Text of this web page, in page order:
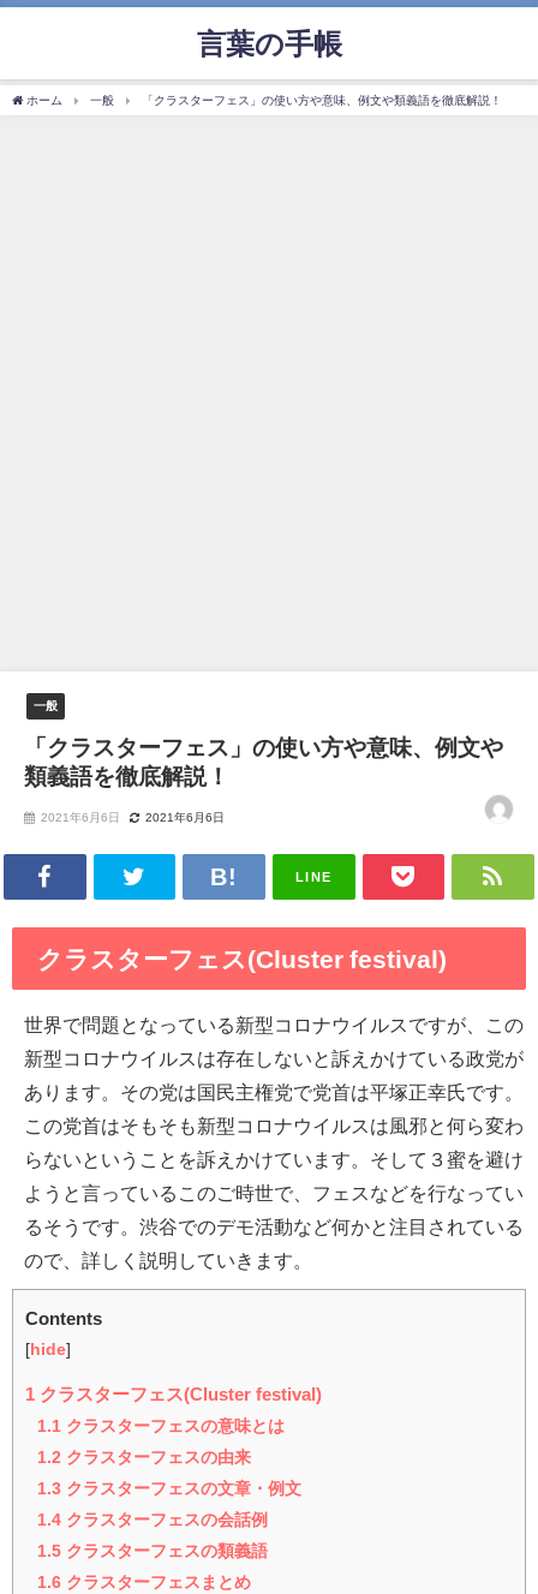
言葉の手帳
ホーム 一般 「クラスターフェス」の使い方や意味、例文や類義語を徹底解説！
一般
「クラスターフェス」の使い方や意味、例文や
類義語を徹底解説！
2021年6月6日 2021年6月6日
LINE
クラスターフェス(Cluster festival)
世界で問題となっている新型コロナウイルスですが、この
新型コロナウイルスは存在しないと訴えかけている政党が
あります。その党は国民主権党で党首は平塚正幸氏です。
この党首はそもそも新型コロナウイルスは風邪と何ら変わ
らないということを訴えかけています。そして３蜜を避け
ようと言っているこのご時世で、フェスなどを行なってい
るそうです。渋谷でのデモ活動など何かと注目されている
ので、詳しく説明していきます。
Contents
[ hide]
1 クラスターフェス(Cluster festival)
1.1 クラスターフェスの意味とは
1.2 クラスターフェスの由来
1.3 クラスターフェスの文章・例文
1.4 クラスターフェスの会話例
1.5 クラスターフェスの類義語
1.6 クラスターフェスまとめ